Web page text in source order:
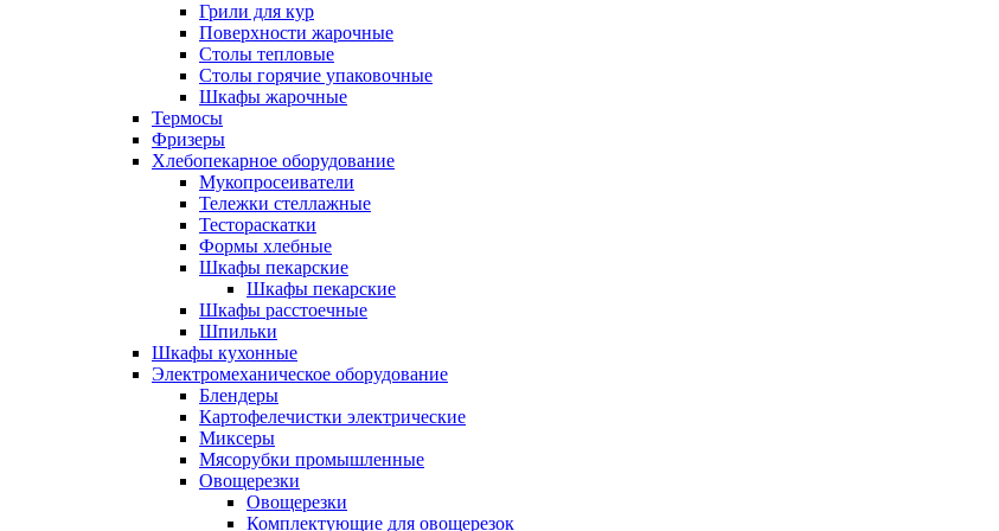
Грили для кур
Поверхности жарочные
Столы тепловые
Столы горячие упаковочные
Шкафы жарочные
Термосы
Фризеры
Хлебопекарное оборудование
Мукопросеиватели
Тележки стеллажные
Тестораскатки
Формы хлебные
Шкафы пекарские
Шкафы пекарские
Шкафы расстоечные
Шпильки
Шкафы кухонные
Электромеханическое оборудование
Блендеры
Картофелечистки электрические
Миксеры
Мясорубки промышленные
Овощерезки
Овощерезки
Комплектующие для овощерезок